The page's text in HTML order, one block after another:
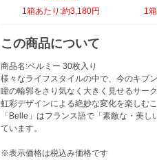
1箱あたり:約3,180円 1
この商品について
商品名:ベルミー 30枚入り
様々なライフスタイルの中で、今のキブ
瞳の輪郭をさり気なく大きく見せるサー
虹彩デザインによる絶妙な変化を楽しむこ
「Belle」はフランス語で「素敵な・美
ています。
※表示価格は税込み価格です